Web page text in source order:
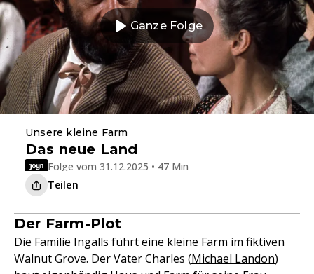
Ganze Folge
Unsere kleine Farm
Das neue Land
Folge vom 31.12.2025 • 47 Min
Teilen
Der Farm-Plot
Die Familie Ingalls führt eine kleine Farm im fiktiven
Walnut Grove. Der Vater Charles (Michael Landon)